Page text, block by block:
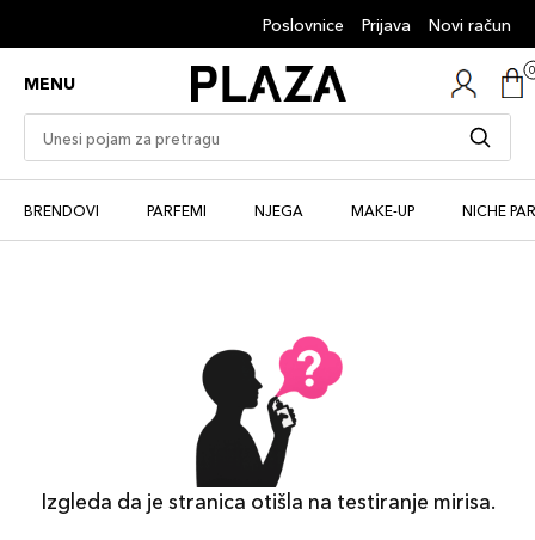
Poslovnice Prijava Novi račun
MENU
BRENDOVI PARFEMI NJEGA MAKE-UP NICHE
Izgleda da je stranica otišla na testiranje mirisa.